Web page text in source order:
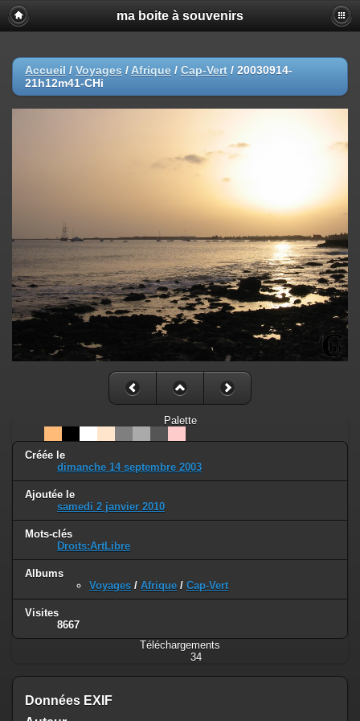
ma boite à souvenirs
Accueil / Voyages / Afrique / Cap-Vert / 20030914-
21h12m41-CHi
Palette
Créée le
dimanche 14 septembre 2003
Ajoutée le
samedi 2 janvier 2010
Mots-clés
Droits:ArtLibre
Albums
Voyages / Afrique / Cap-Vert
Visites
8667
Téléchargements
34
Données EXIF